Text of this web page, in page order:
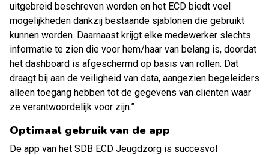
uitgebreid beschreven worden en het ECD biedt veel
mogelijkheden dankzij bestaande sjablonen die gebruikt
kunnen worden. Daarnaast krijgt elke medewerker slechts
informatie te zien die voor hem/haar van belang is, doordat
het dashboard is afgeschermd op basis van rollen. Dat
draagt bij aan de veiligheid van data, aangezien begeleiders
alleen toegang hebben tot de gegevens van cliënten waar
ze verantwoordelijk voor zijn.”
Optimaal gebruik van de app
De app van het SDB ECD Jeugdzorg is succesvol